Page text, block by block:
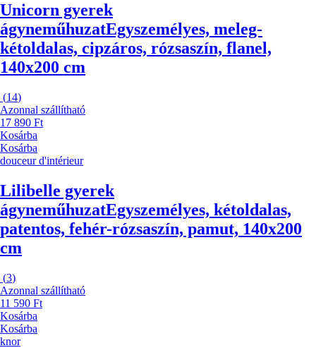
Unicorn gyerek
ágyneműhuzatEgyszemélyes, meleg-
kétoldalas, cipzáros, rózsaszín, flanel,
140x200 cm
(14)
Azonnal szállítható
17 890 Ft
Kosárba
Kosárba
douceur d'intérieur
Lilibelle gyerek
ágyneműhuzatEgyszemélyes, kétoldalas,
patentos, fehér-rózsaszín, pamut, 140x200
cm
(3)
Azonnal szállítható
11 590 Ft
Kosárba
Kosárba
knor